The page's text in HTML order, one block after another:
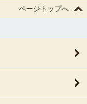
ページトップへ